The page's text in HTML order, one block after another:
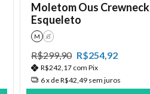
Moletom Ous Crewneck
Esqueleto
M G
R$299,90 R$254,92
R$242,17 com Pix
6x deR$42,49 sem juros